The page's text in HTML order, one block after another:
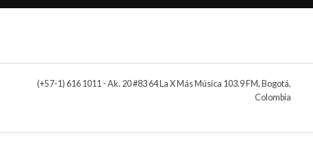
(+57-1) 616 1011 - Ak. 20 #83 64 La X Más Música 103.9 FM, Bogotá,
Colombia